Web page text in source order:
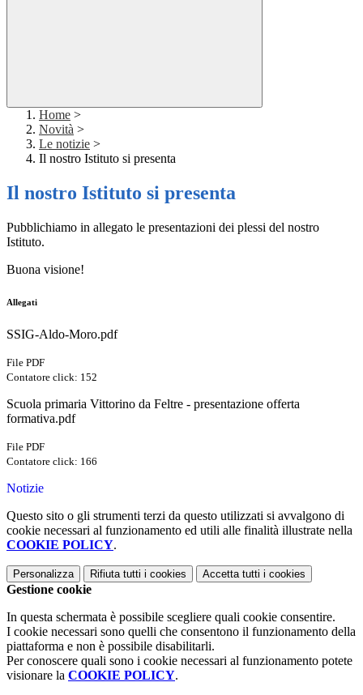
Home >
Novità >
Le notizie >
Il nostro Istituto si presenta
Il nostro Istituto si presenta
Pubblichiamo in allegato le presentazioni dei plessi del nostro
Istituto.
Buona visione!
Allegati
SSIG-Aldo-Moro.pdf
File PDF
Contatore click: 152
Scuola primaria Vittorino da Feltre - presentazione offerta
formativa.pdf
File PDF
Contatore click: 166
Notizie
Questo sito o gli strumenti terzi da questo utilizzati si avvalgono di
cookie necessari al funzionamento ed utili alle finalità illustrate nella
COOKIE POLICY.
Personalizza Rifiuta tutti i cookies Accetta tutti i cookies
Gestione cookie
In questa schermata è possibile scegliere quali cookie consentire.
I cookie necessari sono quelli che consentono il funzionamento della
piattaforma e non è possibile disabilitarli.
Per conoscere quali sono i cookie necessari al funzionamento potete
visionare la COOKIE POLICY.